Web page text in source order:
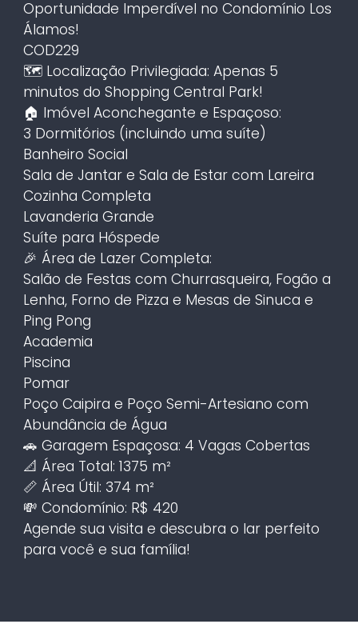
Oportunidade Imperdível no Condomínio Los
Álamos!
COD229
🗺️ Localização Privilegiada: Apenas 5
minutos do Shopping Central Park!
🏠 Imóvel Aconchegante e Espaçoso:
3 Dormitórios (incluindo uma suíte)
Banheiro Social
Sala de Jantar e Sala de Estar com Lareira
Cozinha Completa
Lavanderia Grande
Suíte para Hóspede
🎉 Área de Lazer Completa:
Salão de Festas com Churrasqueira, Fogão a
Lenha, Forno de Pizza e Mesas de Sinuca e
Ping Pong
Academia
Piscina
Pomar
Poço Caipira e Poço Semi-Artesiano com
Abundância de Água
🚗 Garagem Espaçosa: 4 Vagas Cobertas
📐 Área Total: 1375 m²
📏 Área Útil: 374 m²
💸 Condomínio: R$ 420
Agende sua visita e descubra o lar perfeito
para você e sua família!